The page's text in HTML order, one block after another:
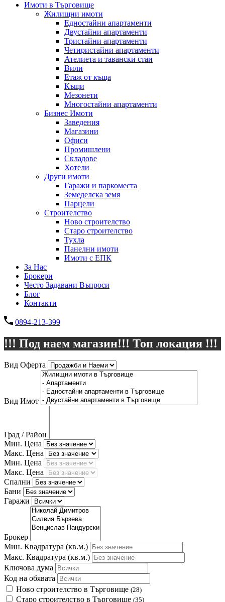
Имоти в Търговище
Жилищни имоти
Едностайни апартаменти
Двустайни апартаменти
Тристайни апартаменти
Четиристайни апартаменти
Ателиета и тавански стаи
Вили
Етаж от къща
Къщи
Мезонети
Многостайни апартаменти
Бизнес Имоти
Заведения
Магазини
Офиси
Промишлени
Складове
Хотели
Други имоти
Гаражи и паркоместа
Земеделска земя
Парцели
Строителство
Ново строителство
Старо строителство
Тухла
Панелни имоти
Имоти с ЕПК
За Нас
Брокери
Често Задавани Въпроси
Блог
Контакти
0894-213-399
!!! Под наем магазин!!! Топ локация !!!
Вид Оферта
Вид Имот
Град / Район
Мин. Цена
Макс. Цена
Мин. Цена
Макс. Цена
Спални
Бани
Гаражи
Брокер
Мин. Квадратура (кв.м.)
Макс. Квадратура (кв.м.)
Ключова дума
Код на обявата
Ново строителство в Търговище (28)
Старо строителство в Търговище (35)